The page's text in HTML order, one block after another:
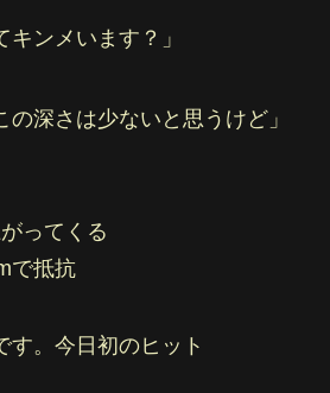
ンメいます？」
深さは少ないと思うけど」
ってくる
で抵抗
す。今日初のヒット